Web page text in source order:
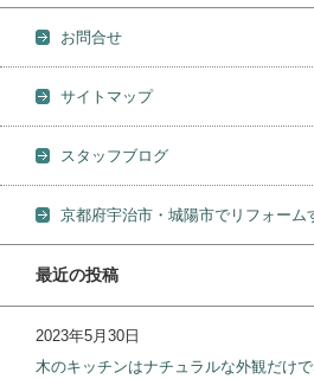
お問合せ
サイトマップ
スタッフブログ
京都府宇治市・城陽市でリフォーム
最近の投稿
2023年5月30日
木のキッチンはナチュラルな外観だけ